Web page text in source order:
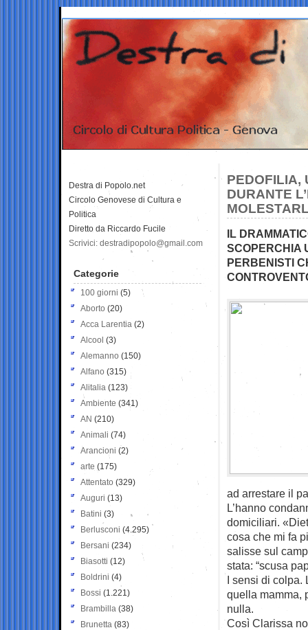
PEDOFILIA,
DURANTE
IL
SCOPERCHIA
PERBENISTI
ad arrestare il
L’hanno
domiciliari.
cosa che mi fa
salisse sul
stata: “scusa
I sensi di colpa.
quella mamma,
nulla.
Così Clarissa
Destra di Popolo.net
Circolo Genovese di Cultura e
Politica
Diretto da Riccardo Fucile
Scrivici: destradipopolo@gmail.com
Categorie
100 giorni (5)
Aborto (20)
Acca Larentia (2)
Alcool (3)
Alemanno (150)
Alfano (315)
Alitalia (123)
Ambiente (341)
AN (210)
Animali (74)
Arancioni (2)
arte (175)
Attentato (329)
Auguri (13)
Batini (3)
Berlusconi (4.295)
Bersani (234)
Biasotti (12)
Boldrini (4)
Bossi (1.221)
Brambilla (38)
Brunetta (83)